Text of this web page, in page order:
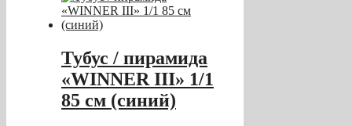
Тубус / пирамида
«WINNER III» 1/1
85 см (синий)